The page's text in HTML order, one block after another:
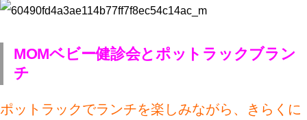
MOMベビー健診会とポットラックブラン
チ
ポットラックでランチを楽しみながら、きらくに